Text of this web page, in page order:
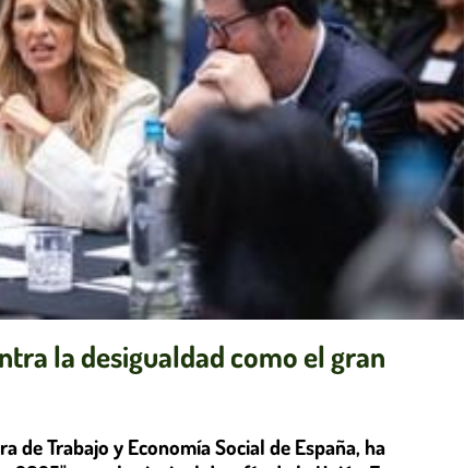
la desigualdad como el gran
de Trabajo y Economía Social de España, ha